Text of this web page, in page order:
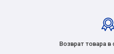
Возврат товара в